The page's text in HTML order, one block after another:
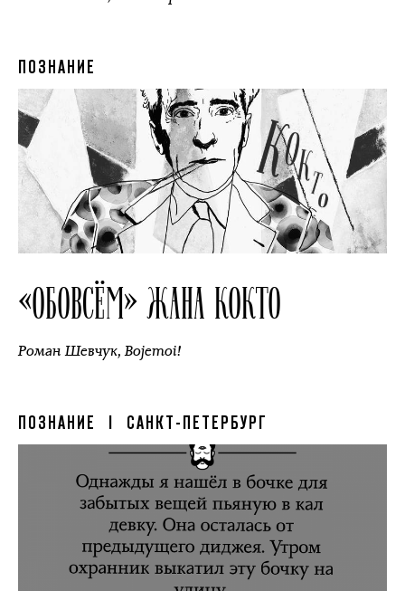
ПОЗНАНИЕ
«ОБОВСЁМ» ЖАНА КОКТО
Роман Шевчук,Bojemoi!
ПОЗНАНИЕ | САНКТ-ПЕТЕРБУРГ